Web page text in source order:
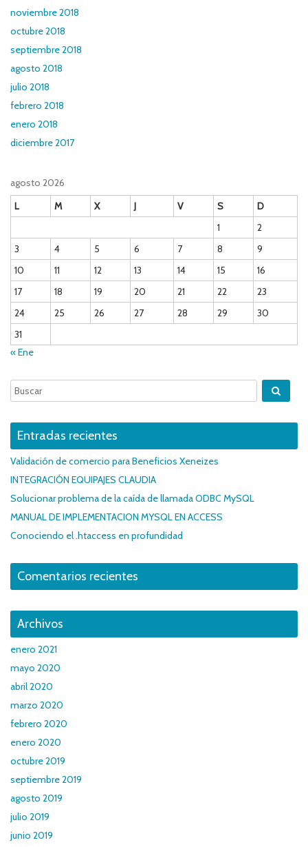
noviembre 2018
octubre 2018
septiembre 2018
agosto 2018
julio 2018
febrero 2018
enero 2018
diciembre 2017
agosto 2026
L
M X J V S
D
1
2
3
4 5 6 7 8
9
10
11 12 13 14 15
16
17
18 19 20 21 22
23
24
25 26 27 28 29
30
31
« Ene
Entradas recientes
Validación de comercio para Beneficios Xeneizes
INTEGRACIÓN EQUIPAJES CLAUDIA
Solucionar problema de la caída de llamada ODBC MySQL
MANUAL DE IMPLEMENTACION MYSQL EN ACCESS
Conociendo el .htaccess en profundidad
Comentarios recientes
Archivos
enero 2021
mayo 2020
abril 2020
marzo 2020
febrero 2020
enero 2020
octubre 2019
septiembre 2019
agosto 2019
julio 2019
junio 2019